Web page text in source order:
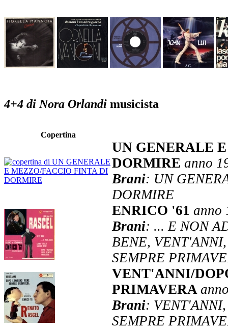
4+4 di Nora Orlandi musicista
Copertina
UN GENERALE
DORMIRE anno
Brani: UN
DORMIRE
ENRICO '61 anno
Brani: ... E NON
BENE,
SEMPRE
VENT'ANNI/
PRIMAVERA
Brani:
SEMPRE